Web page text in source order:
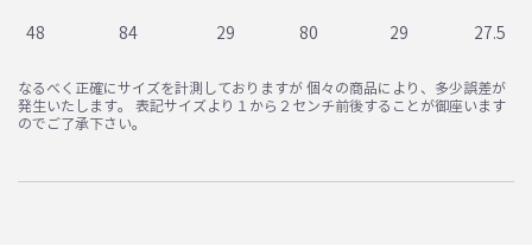
48 84 29 80 29 27.5
なるべく正確にサイズを計測しておりますが 個々の商品により、多少誤差が
発生いたします。 表記サイズより１から２センチ前後することが御座います
のでご了承下さい。